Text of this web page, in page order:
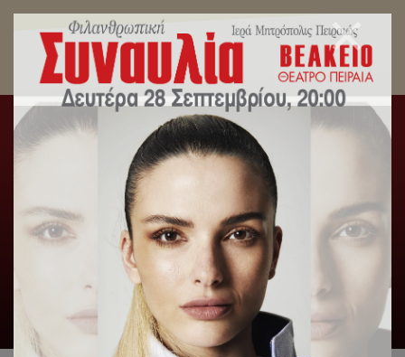
Στις τελικές πρόβες της μεγάλης φιλανθρωπικής
συναυλίας ο Σεβασμιώτατος Μητροπολίτης
Πειραιώς κ. Σεραφείμ.